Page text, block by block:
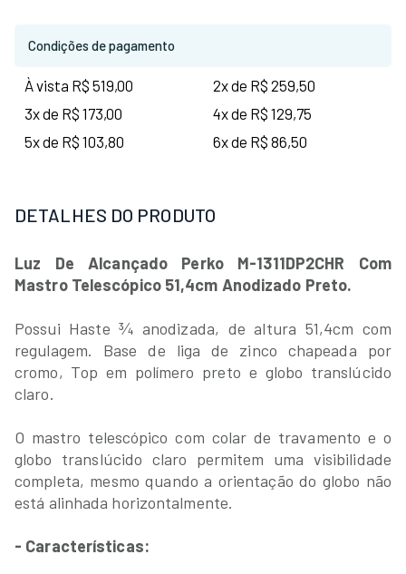
Condições de pagamento
À vista R$ 519,00
2x de R$ 259,50
3x de R$ 173,00
4x de R$ 129,75
5x de R$ 103,80
6x de R$ 86,50
DETALHES DO PRODUTO
Luz De Alcançado Perko M-1311DP2CHR Com
Mastro Telescópico 51,4cm Anodizado Preto.
Possui Haste ¾ anodizada, de altura 51,4cm com
regulagem. Base de liga de zinco chapeada por
cromo, Top em polímero preto e globo translúcido
claro.
O mastro telescópico com colar de travamento e o
globo translúcido claro permitem uma visibilidade
completa, mesmo quando a orientação do globo não
está alinhada horizontalmente.
- Características: